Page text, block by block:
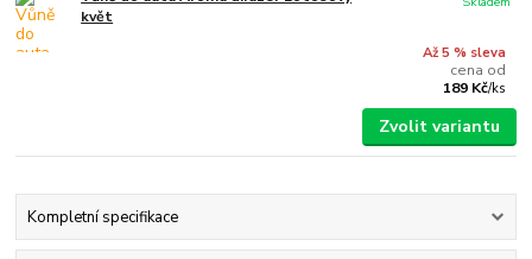
květ
Až 5 % sleva
cena od
189 Kč/ks
Zvolit variantu
Kompletní specifikace